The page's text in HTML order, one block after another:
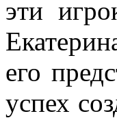
эти
его
успех